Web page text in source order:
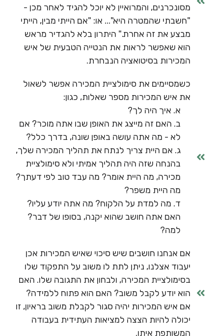
מסונכרנים, והמרואיין לא יוכל להגיד לאחר מכן -
"חשבתי שהמטרה היא"... או: "אם הייתי מבין, הייתי
מבצע את זה אחרת." היתרון בלא להגדיר מראש
הוא שאפשר לראות את הנטייה הטבעית של איש
המכירות בסיטואציה הנבחרת.
כשמסיימים את סימולציית המכירה אפשר לשאול
את איש המכירות מספר שאלות, כגון:
א. איך היה לך?
ב. האם זה מייצג את האופן שבו אתה מוכר? אם
לא - מה אתה עושה באופן שונה, בדרך כלל?
ג. אם היית צריך לנתח את תהליך המכירה שלך,
בהנחה שזה היה תהליך אמיתי ולא סימולציית
מכירה, מה היית אומר? מה עבד טוב לפי דעתך?
מה היית משפר?
ד. מה למדת על הלקוח? מה אתה יודע עליו?
האם אתה חושב שהוא יקנה, בסופו של דבר?
למה?
אם אנחנו חושבים שיש סיכוי שאיש המכירות אכן
יעבוד אצלנו, ניתן לתת לו משוב על התפקוד שלו
בסימולציית המכירה, ולבחון את התגובה שלו. האם
הוא יודע לקבל משוב? האם הוא פתוח ללמידה?
אם איש המכירות יהיה סגור לקבלת משוב בראיון, זו
יכולה להיות הצצה למציאות העתידית בעבודה
המשותפת איתו.